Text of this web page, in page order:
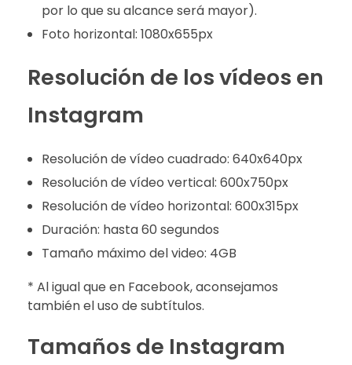
por lo que su alcance será mayor).
Foto horizontal: 1080x655px
Resolución de los vídeos en
Instagram
Resolución de vídeo cuadrado: 640x640px
Resolución de vídeo vertical: 600x750px
Resolución de vídeo horizontal: 600x315px
Duración: hasta 60 segundos
Tamaño máximo del video: 4GB
* Al igual que en Facebook, aconsejamos
también el uso de subtítulos.
Tamaños de Instagram